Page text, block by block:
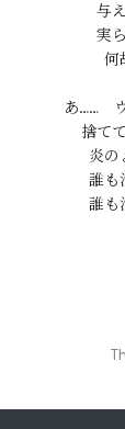
与
実
何
あ……　
捨て
炎の
誰も